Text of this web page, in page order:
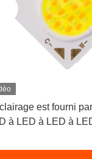
est fourni
à LED à LED à